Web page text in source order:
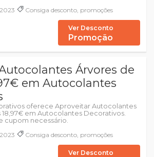
Consiga desconto, promoções
Ver Desconto
Promoção
Árvores de
em Autocolantes
oferece Aproveitar Autocolantes
em Autocolantes Decorativos.
cupom necessário.
Consiga desconto, promoções
Ver Desconto